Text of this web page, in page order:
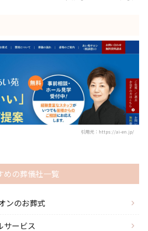
引用元：https://ai-en.jp/
めの葬儀社一覧
ンのお葬式
サービス